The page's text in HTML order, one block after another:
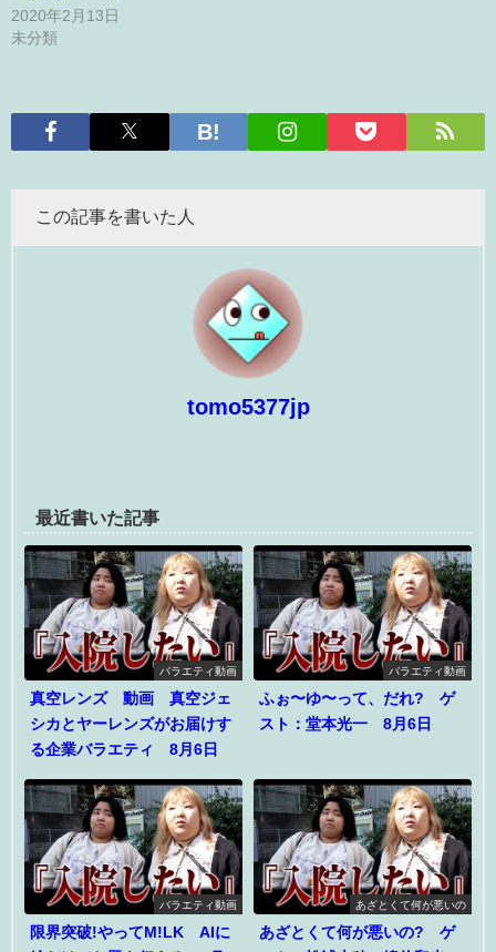
2020年2月13日
未分類
この記事を書いた人
tomo5377jp
最近書いた記事
バラエティ動画
真空レンズ 動画 真空ジェ
シカとヤーレンズがお届けす
る企業バラエティ 8月6日
バラエティ動画
ふぉ〜ゆ〜って、だれ? ゲ
スト：堂本光一 8月6日
バラエティ動画
限界突破!やってM!LK AIに
あざとくて何が悪いの
あざとくて何が悪いの? ゲ